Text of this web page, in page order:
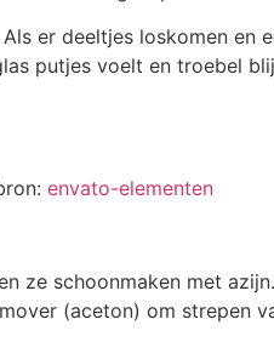
er deeltjes loskomen
putjes voelt en troebel
envato-elementen
ze schoonmaken met
(aceton) om strepen